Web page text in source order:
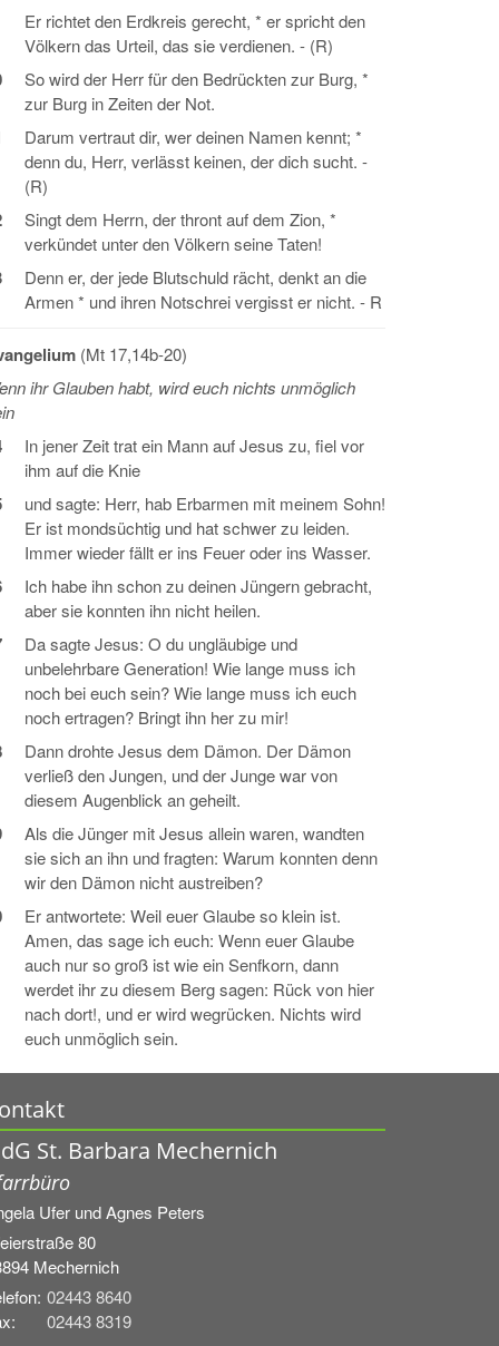
Er richtet den Erdkreis gerecht, * er spricht den
Völkern das Urteil, das sie verdienen. - (R)
So wird der Herr für den Bedrückten zur Burg, *
zur Burg in Zeiten der Not.
Darum vertraut dir, wer deinen Namen kennt; *
denn du, Herr, verlässt keinen, der dich sucht. -
(R)
Singt dem Herrn, der thront auf dem Zion, *
verkündet unter den Völkern seine Taten!
Denn er, der jede Blutschuld rächt, denkt an die
Armen * und ihren Notschrei vergisst er nicht. - R
(Mt 17,14b-20)
ihr Glauben habt, wird euch nichts unmöglich
In jener Zeit trat ein Mann auf Jesus zu, fiel vor
ihm auf die Knie
und sagte: Herr, hab Erbarmen mit meinem Sohn!
Er ist mondsüchtig und hat schwer zu leiden.
Immer wieder fällt er ins Feuer oder ins Wasser.
Ich habe ihn schon zu deinen Jüngern gebracht,
aber sie konnten ihn nicht heilen.
Da sagte Jesus: O du ungläubige und
unbelehrbare Generation! Wie lange muss ich
noch bei euch sein? Wie lange muss ich euch
noch ertragen? Bringt ihn her zu mir!
Dann drohte Jesus dem Dämon. Der Dämon
verließ den Jungen, und der Junge war von
diesem Augenblick an geheilt.
Als die Jünger mit Jesus allein waren, wandten
sie sich an ihn und fragten: Warum konnten denn
wir den Dämon nicht austreiben?
Er antwortete: Weil euer Glaube so klein ist.
Amen, das sage ich euch: Wenn euer Glaube
auch nur so groß ist wie ein Senfkorn, dann
werdet ihr zu diesem Berg sagen: Rück von hier
nach dort!, und er wird wegrücken. Nichts wird
euch unmöglich sein.
St. Barbara Mechernich
Ufer undAgnes Peters
80
Mechernich
02443 8640
02443 8319